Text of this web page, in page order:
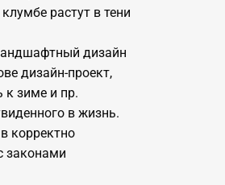
растут в тени
дизайн
дизайн-проект,
к зиме и пр.
в жизнь.
корректно
законами